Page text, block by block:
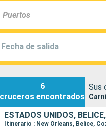
Fecha de salida
6
cruceros encontrados
Sus
ESTADOS UNIDOS,
Itinerario : New Orleans, Belice,